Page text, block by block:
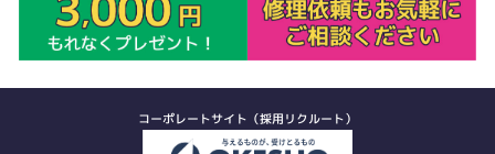
コーポレートサイト（採用リクルート）